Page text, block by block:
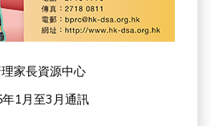
家長資源中心
1月至3月通訊